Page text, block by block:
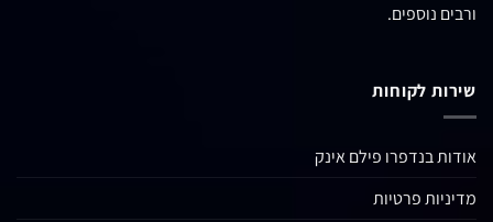
ורבים נוספים.
שירות לקוחות
אודות בנדפרו פילם אינק
מדיניות פרטיות